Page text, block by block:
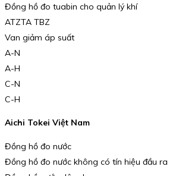
Đồng hồ đo tuabin cho quản lý khí
ATZTA TBZ
Van giảm áp suất
A-N
A-H
C-N
C-H
Aichi Tokei Việt Nam
Đồng hồ đo nước
Đồng hồ đo nước không có tín hiệu đầu ra